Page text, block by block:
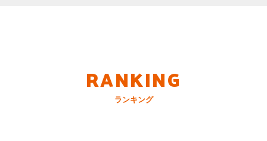
RANKING
ランキング